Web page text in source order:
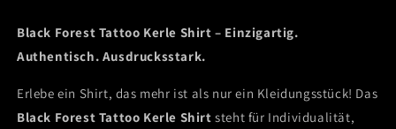
Black Forest Tattoo Kerle Shirt – Einzigartig.
Authentisch. Ausdrucksstark.
Erlebe ein Shirt, das mehr ist als nur ein Kleidungsstück! Das
Black Forest Tattoo Kerle Shirt steht für Individualität,